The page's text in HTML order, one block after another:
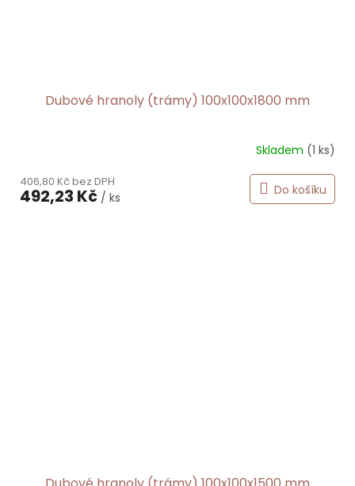
Dubové hranoly (trámy) 100x100x1800 mm
Skladem (1 ks)
406,80 Kč bez DPH
492,23 Kč / ks
Do košíku